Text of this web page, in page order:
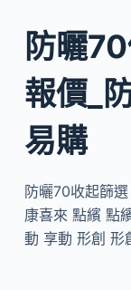
防曬
報價_
易購
防曬70收起篩
康喜來 點繽 點
動 享動 形創 形